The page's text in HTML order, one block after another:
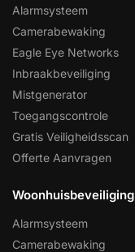
Alarmsysteem
Camerabewaking
Eagle Eye Networks
Inbraakbeveiliging
Mistgenerator
Toegangscontrole
Gratis Veiligheidsscan
Offerte Aanvragen
Woonhuisbeveiliging
Alarmsysteem
Camerabewaking